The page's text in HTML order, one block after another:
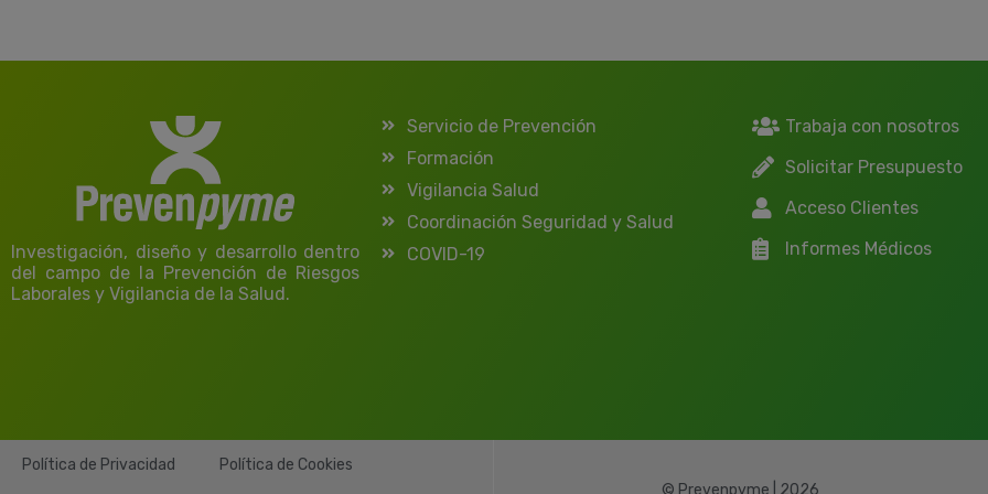
Investigación, diseño y desarrollo dentro
del campo de la Prevención de Riesgos
Laborales y Vigilancia de la Salud.
Servicio de Prevención
Formación
Vigilancia Salud
Coordinación Seguridad y Salud
COVID-19
Trabaja con nosotros
Solicitar Presupuesto
Acceso Clientes
Informes Médicos
Política de Privacidad
Política de Cookies
© Prevenpyme | 2026